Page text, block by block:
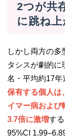
2つが共
に跳ね上
しかし両方の多
タシスが劇的に
名・平均約17年
保有する個人は
イマー病および
3.7倍に激増す
95%CI